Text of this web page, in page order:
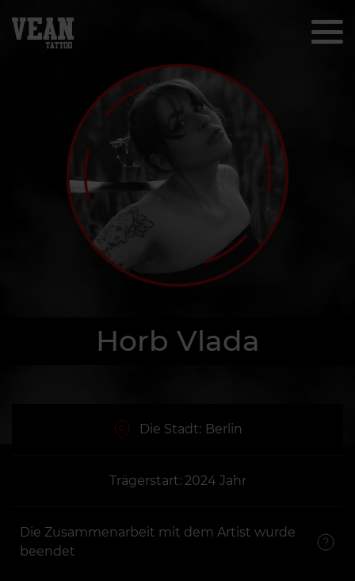
Horb Vlada
Die Stadt: Berlin
Trägerstart: 2024 Jahr
Die Zusammenarbeit mit dem Artist wurde
beendet